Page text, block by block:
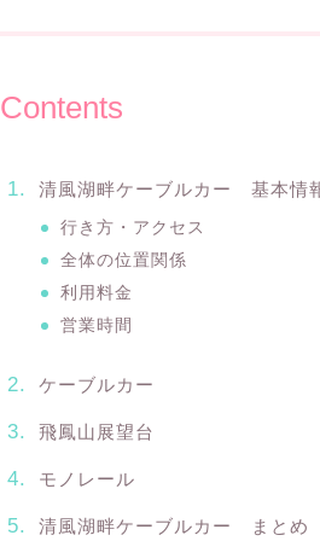
Contents
清風湖畔ケーブルカー 基本情
行き方・アクセス
全体の位置関係
利用料金
営業時間
ケーブルカー
飛鳳山展望台
モノレール
清風湖畔ケーブルカー まとめ